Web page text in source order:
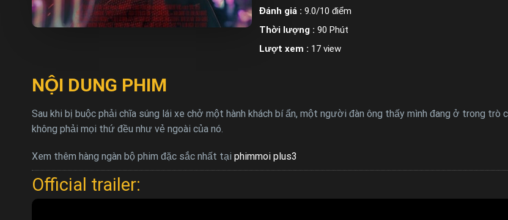
Đánh giá : 9.0/10 điểm
Thời lượng : 90 Phút
Lượt xem : 17 view
NỘI DUNG PHIM
Sau khi bị buộc phải chĩa súng lái xe chở một hành khách bí ẩn, một người đàn ông thấy mình đang ở trong
không phải mọi thứ đều như vẻ ngoài của nó.
Xem thêm hàng ngàn bộ phim đặc sắc nhất tại phimmoi plus3
Official trailer: